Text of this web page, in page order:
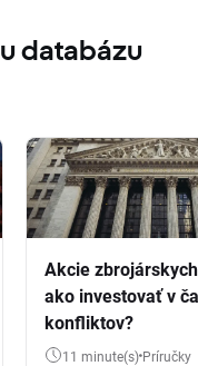
databázu
Akcie
ako investovať v
konfliktov?
11 minute(s) Príručky